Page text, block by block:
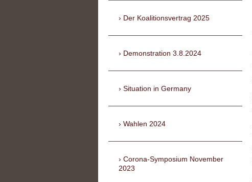
Der Koalitionsvertrag 2025
Demonstration 3.8.2024
Situation in Germany
Wahlen 2024
Corona-Symposium November
2023